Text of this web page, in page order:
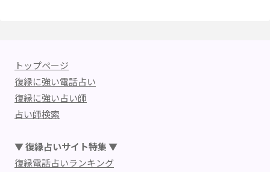
トップページ
復縁に強い電話占い
復縁に強い占い師
占い師検索
▼ 復縁占いサイト特集 ▼
復縁電話占いランキング